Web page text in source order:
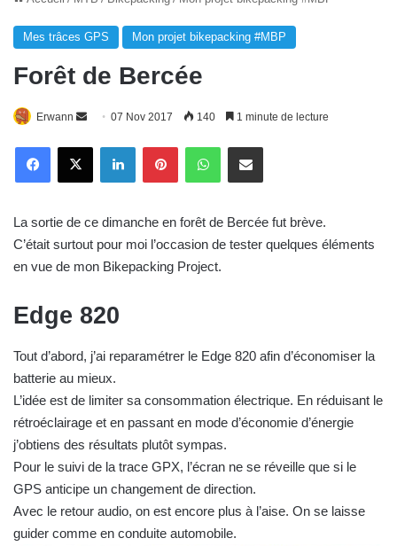
Mes trâces GPS Mon projet bikepacking #MBP
Forêt de Bercée
Erwann
o
e
r
u
c
u
r
r
07 Nov 2017 140 1 minute de lecture
La sortie de ce dimanche en forêt de Bercée fut brève.
C’était surtout pour moi l’occasion de tester quelques éléments
en vue de mon Bikepacking Project.
Edge 820
Tout d’abord, j’ai reparamétrer le Edge 820 afin d’économiser la
batterie au mieux.
L’idée est de limiter sa consommation électrique. En réduisant le
rétroéclairage et en passant en mode d’économie d’énergie
j’obtiens des résultats plutôt sympas.
Pour le suivi de la trace GPX, l’écran ne se réveille que si le
GPS anticipe un changement de direction.
Avec le retour audio, on est encore plus à l’aise. On se laisse
guider comme en conduite automobile.